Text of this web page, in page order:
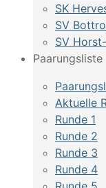
SK
SV
SV
Paarungsliste
Aktuelle
Runde 1
Runde 2
Runde 3
Runde 4